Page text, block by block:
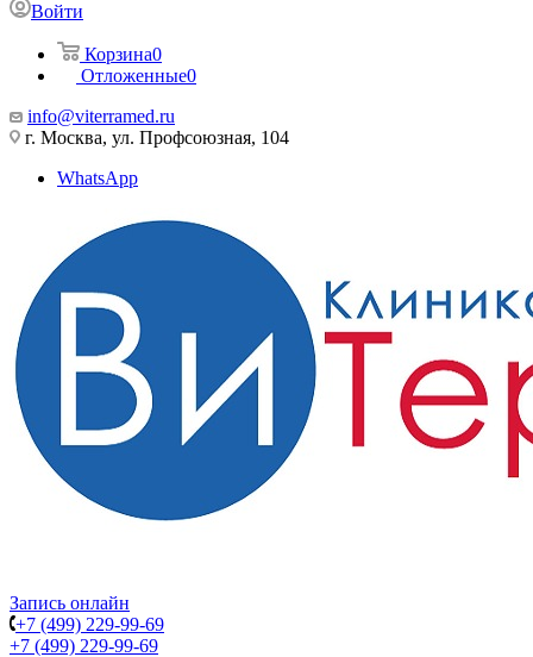
Войти
Корзина0
Отложенные0
info@viterramed.ru
г. Москва, ул. Профсоюзная, 104
WhatsApp
Запись онлайн
+7 (499) 229-99-69
+7 (499) 229-99-69